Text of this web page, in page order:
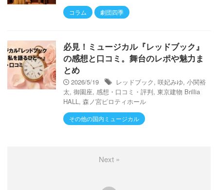
コラム 劇団四季
必見！ミュージカル『レッドブック』
の感想と口コミ。舞台のレポや魅力ま
とめ
2026/5/19 レッドブック, 咲妃みゆ, 小関裕
太, 御園座, 感想・口コミ・評判, 東京建物 Brillia
HALL, 森ノ宮ピロティホール
その他の国内ミュージカル
Next »